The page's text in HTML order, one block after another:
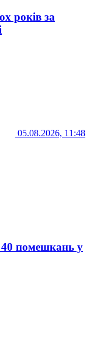
років за
05.08.2026, 11:48
помешкань у